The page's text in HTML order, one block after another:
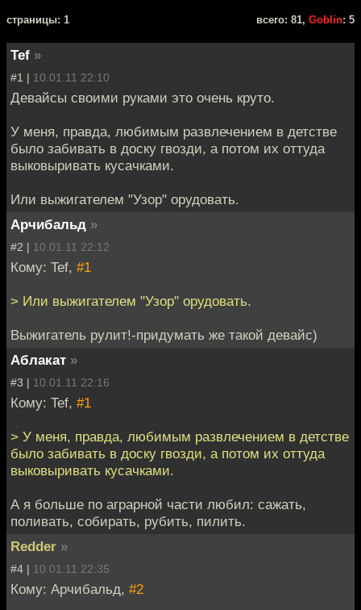
cтраницы: 1 всего: 81, Goblin: 5
Tef »
#1 | 10.01.11 22:10
Девайсы своими руками это очень круто.
У меня, правда, любимым развлечением в детстве
было забивать в доску гвозди, а потом их оттуда
выковыривать кусачками.
Или выжигателем "Узор" орудовать.
Арчибальд »
#2 | 10.01.11 22:12
Кому: Tef, #1
> Или выжигателем "Узор" орудовать.
Выжигатель рулит!-придумать же такой девайс)
Аблакат »
#3 | 10.01.11 22:16
Кому: Tef, #1
> У меня, правда, любимым развлечением в детстве
было забивать в доску гвозди, а потом их оттуда
выковыривать кусачками.
А я больше по аграрной части любил: сажать,
поливать, собирать, рубить, пилить.
Redder »
#4 | 10.01.11 22:35
Кому: Арчибальд, #2